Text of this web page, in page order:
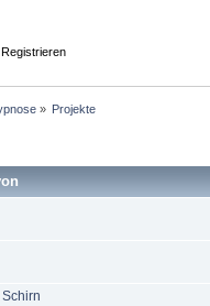
Registrieren
» Projekte